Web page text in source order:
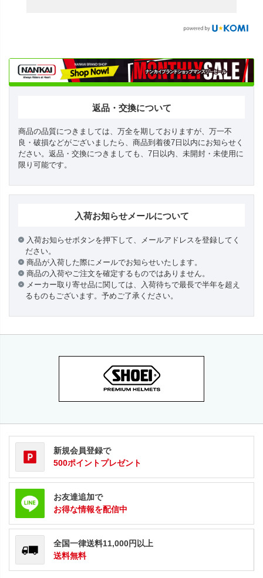
返品・交換について
商品の品質につきましては、万全を期しておりますが、万一不
良・破損などがございましたら、商品到着後7日以内にお知らせく
ださい。返品・交換につきましても、7日以内、未開封・未使用に
限り可能です。
入荷お知らせメールについて
入荷お知らせボタンを押下して、メールアドレスを登録してく
ださい。
商品が入荷した際にメールでお知らせいたします。
商品の入荷やご注文を確定するものではありません。
メーカー取り寄せ品に関しては、入荷待ちで最長で半年を超え
るものもございます。予めご了承ください。
新規会員登録で
500ポイントプレゼント
お友達追加で
お得な情報を配信中
全国一律送料11,000円以上
送料無料